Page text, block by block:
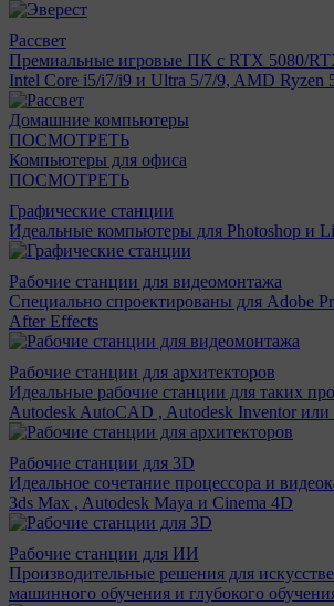
Рассвет
Премиальные игровые ПК с RTX 5080/
Intel Core i5/i7/i9 и Ultra 5/7/9, AMD Ryzen
Домашние компьютеры
ПОСМОТРЕТЬ
Компьютеры для офиса
ПОСМОТРЕТЬ
Графические станции
Идеальные компьютеры для Photoshop и
Рабочие станции для видеомонтажа
Специально спроектированы для Adobe
After Effects
Рабочие станции для архитекторов
Идеальные рабочие станции для таких
Autodesk AutoCAD , Autodesk Inventor или
Рабочие станции для 3D
Идеальное сочетание процессора и
3ds Max , Autodesk Maya и Cinema 4D
Рабочие станции для ИИ
Производительные решения для
машинного обучения и глубокого